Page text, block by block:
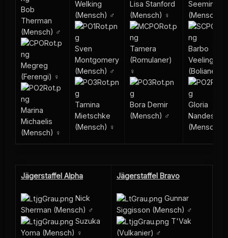
Bob
Therman
(Mensch) ♂
Megreg
(Ferengi) ♀
Marina
Michaelis
(Mensch) ♀
Welking
(Mensch) ♂
Sven
Montgomery
(Mensch) ♂
Tamina
Mietschke
(Mensch) ♀
Lisa Stanford
(Mensch) ♀
Tamera
(Romulaner)
♀
Bora Demir
(Mensch) ♂
Seeming
(Mensch) ♂
Barbo
Veeling
(Bolianer)
Gloria
Nandes
(Mensch) ♀
Jägerstaffel Alpha
Nick
Sherman (Mensch) ♂
Suzuka
Yoma (Mensch) ♀
Jägerstaffel Bravo
Gunnar
Siggisson (Mensch) ♂
T'Vak
(Vulkanier) ♂